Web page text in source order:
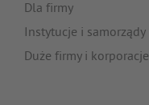
Dla firmy
Instytucje i samorządy
Duże firmy i korporacje